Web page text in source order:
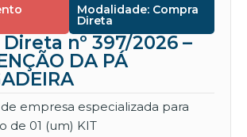
Modalidade: Compra
Direta
nº 397/2026 –
DA PÁ
empresa especializada para
de 01 (um) KIT